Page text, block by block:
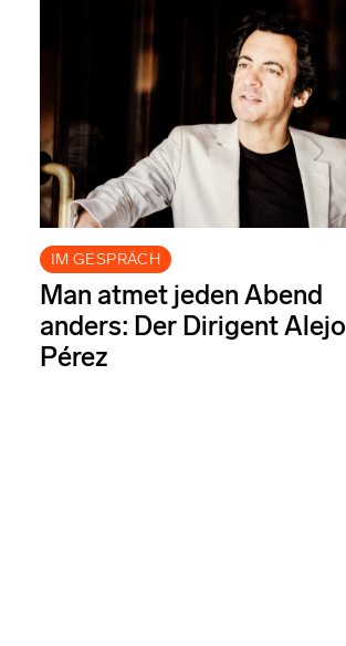
IM GESPRÄCH
Man atmet jeden Abend
anders: Der Dirigent Alejo
Pérez